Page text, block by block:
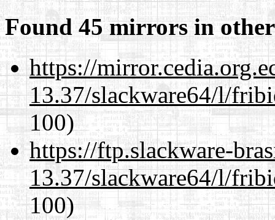
Found 45 mirrors in
https://
13.37/slackware64/l/
100)
https://ftp.slackware-
13.37/slackware64/l/
100)